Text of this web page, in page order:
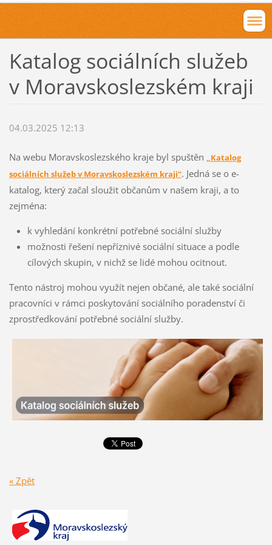
Katalog sociálních služeb
v Moravskoslezském kraji
04.03.2025 12:13
Na webu Moravskoslezského kraje byl spuštěn „Katalog
sociálních služeb v Moravskoslezském kraji“. Jedná se o e-
katalog, který začal sloužit občanům v našem kraji, a to
zejména:
k vyhledání konkrétní potřebné sociální služby
možnosti řešení nepříznivé sociální situace a podle
cílových skupin, v nichž se lidé mohou ocitnout.
Tento nástroj mohou využít nejen občané, ale také sociální
pracovníci v rámci poskytování sociálního poradenství či
zprostředkování potřebné sociální služby.
« Zpět